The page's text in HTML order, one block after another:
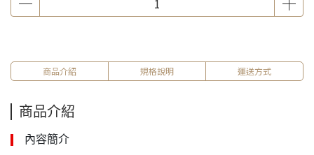
商品介紹 規格說明 運送方式
商品介紹
內容簡介